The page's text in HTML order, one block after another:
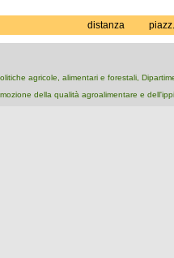
distanza piazz.
agricole, alimentari e forestali,
della qualità agroalimentare e